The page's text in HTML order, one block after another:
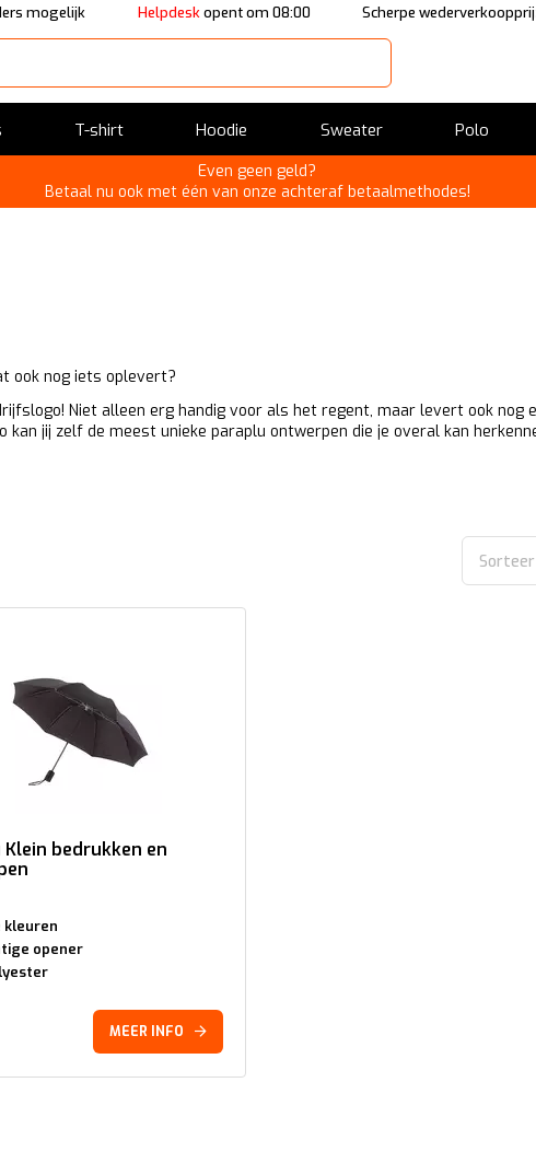
mogelijk Helpdeskopent om 08:00 Scherpe
T-shirt Hoodie Sweater Polo
Even geen geld?
Betaal nu ook met één van onze achteraf betaalmethodes!
ook nog iets oplevert?
Niet alleen erg handig voor als het regent, maar levert ook nog
jij zelf de meest unieke paraplu ontwerpen die je overal kan
Klein bedrukken en
kleuren
opener
MEER INFO